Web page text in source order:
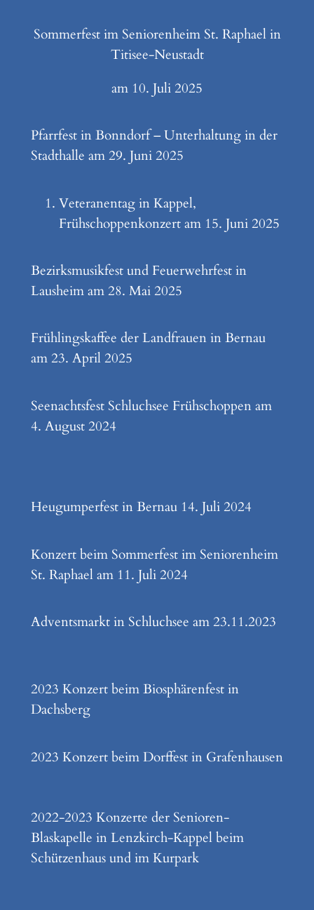
Sommerfest im Seniorenheim St. Raphael in
Titisee-Neustadt
am 10. Juli 2025
Pfarrfest in Bonndorf – Unterhaltung in der
Stadthalle am 29. Juni 2025
Veteranentag in Kappel,
Frühschoppenkonzert am 15. Juni 2025
Bezirksmusikfest und Feuerwehrfest in
Lausheim am 28. Mai 2025
Frühlingskaffee der Landfrauen in Bernau
am 23. April 2025
Seenachtsfest Schluchsee Frühschoppen am
4. August 2024
Heugumperfest in Bernau 14. Juli 2024
Konzert beim Sommerfest im Seniorenheim
St. Raphael am 11. Juli 2024
Adventsmarkt in Schluchsee am 23.11.2023
2023 Konzert beim Biosphärenfest in
Dachsberg
2023 Konzert beim Dorffest in Grafenhausen
2022-2023 Konzerte der Senioren-
Blaskapelle in Lenzkirch-Kappel beim
Schützenhaus und im Kurpark